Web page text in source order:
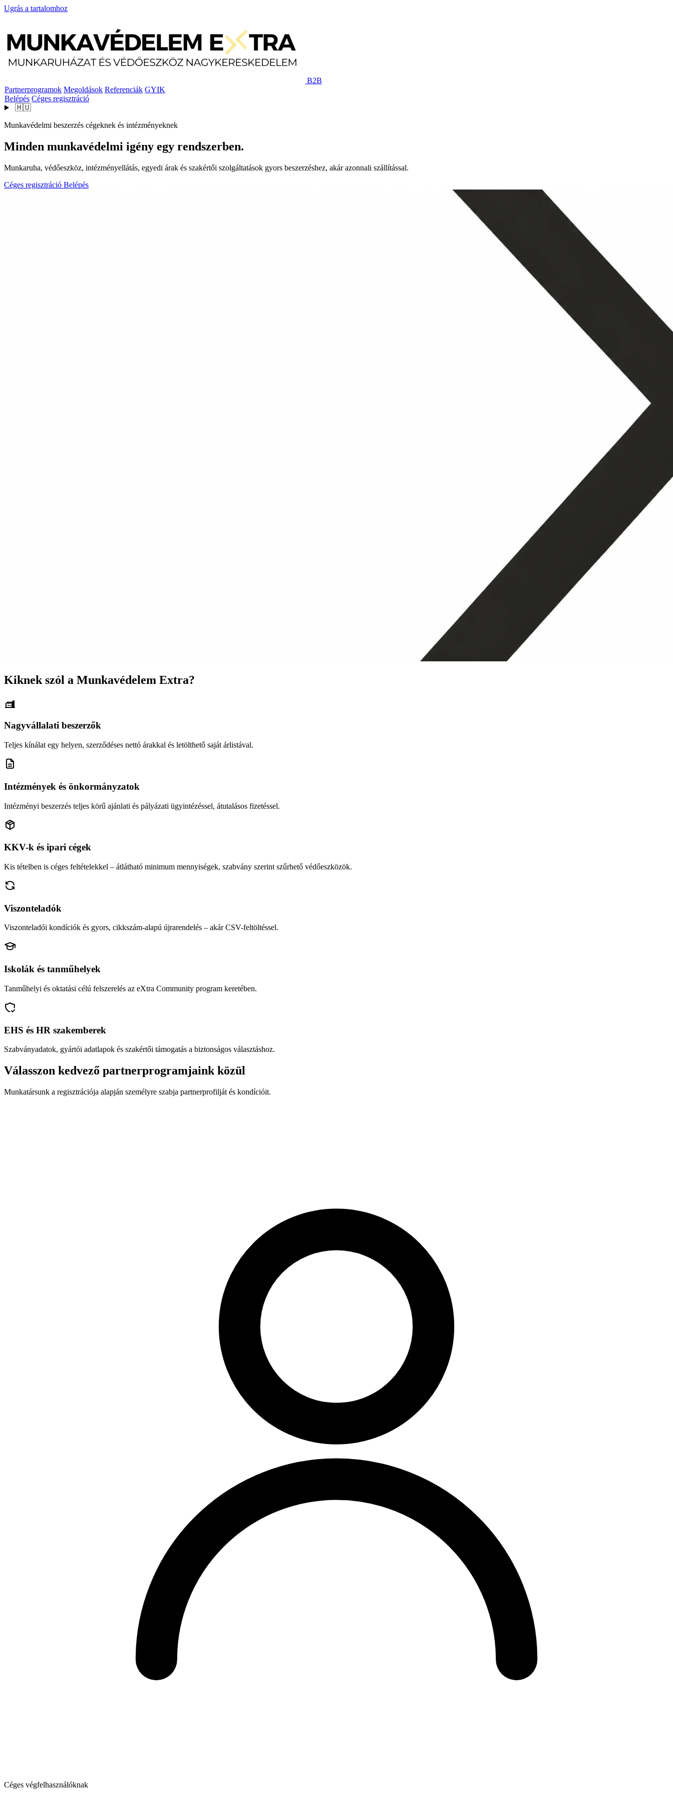
Ugrás a tartalomhoz
B2B
Partnerprogramok Megoldások Referenciák GYIK
Belépés Céges regisztráció
🇭🇺
Munkavédelmi beszerzés cégeknek és intézményeknek
Minden munkavédelmi igény egy rendszerben.
Munkaruha, védőeszköz, intézményellátás, egyedi árak és szakértői szolgáltatások gyors beszerzéshez, akár azonnali szállítással.
Céges regisztráció Belépés
Kiknek szól a Munkavédelem Extra?
Nagyvállalati beszerzők
Teljes kínálat egy helyen, szerződéses nettó árakkal és letölthető saját árlistával.
Intézmények és önkormányzatok
Intézményi beszerzés teljes körű ajánlati és pályázati ügyintézéssel, átutalásos fizetéssel.
KKV-k és ipari cégek
Kis tételben is céges feltételekkel – átlátható minimum mennyiségek, szabvány szerint szűrhető védőeszközök.
Viszonteladók
Viszonteladói kondíciók és gyors, cikkszám-alapú újrarendelés – akár CSV-feltöltéssel.
Iskolák és tanműhelyek
Tanműhelyi és oktatási célú felszerelés az eXtra Community program keretében.
EHS és HR szakemberek
Szabványadatok, gyártói adatlapok és szakértői támogatás a biztonságos választáshoz.
Válasszon kedvező partnerprogramjaink közül
Munkatársunk a regisztrációja alapján személyre szabja partnerprofilját és kondícióit.
Céges végfelhasználóknak